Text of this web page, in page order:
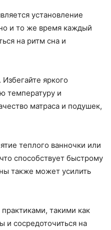
установление
и то же время каждый
на ритм сна и
яркого
температуру и
матраса и подушек,
теплого ванночки или
способствует быстрому
также может усилить
такими как
и сосредоточиться на